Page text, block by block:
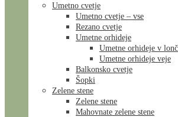
Umetno cvetje
Umetno cvetje – vse
Rezano cvetje
Umetne orhideje
Umetne orhideje v
Umetne orhideje veje
Balkonsko cvetje
Šopki
Zelene stene
Zelene stene
Mahovnate zelene stene